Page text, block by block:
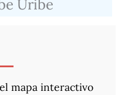
Uribe
mapa interactivo